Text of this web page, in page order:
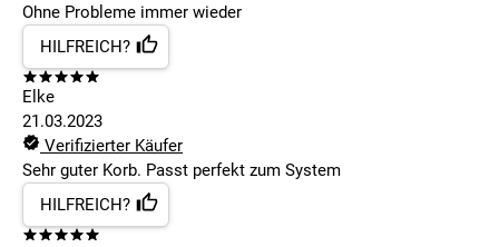
Ohne Probleme immer wieder
HILFREICH?
Elke
21.03.2023
Verifizierter Käufer
Sehr guter Korb. Passt perfekt zum System
HILFREICH?